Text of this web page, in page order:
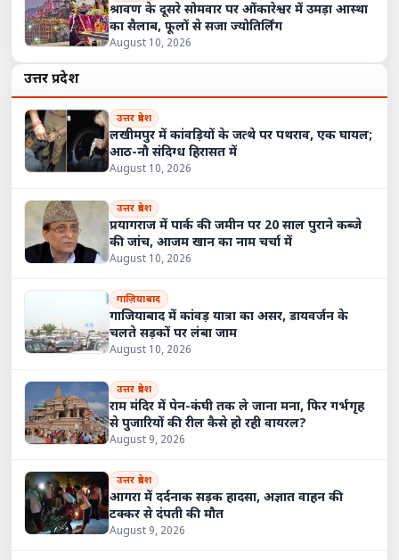
श्रावण के दूसरे सोमवार पर ओंकारेश्वर में उमड़ा आस्था
का सैलाब, फूलों से सजा ज्योतिर्लिंग
August 10, 2026
उत्तर प्रदेश
उत्तर प्रदेश
लखीमपुर में कांवड़ियों के जत्थे पर पथराव, एक घायल;
आठ-नौ संदिग्ध हिरासत में
August 10, 2026
उत्तर प्रदेश
प्रयागराज में पार्क की जमीन पर 20 साल पुराने कब्जे
की जांच, आजम खान का नाम चर्चा में
August 10, 2026
गाज़ियाबाद
गाजियाबाद में कांवड़ यात्रा का असर, डायवर्जन के
चलते सड़कों पर लंबा जाम
August 10, 2026
उत्तर प्रदेश
राम मंदिर में पेन-कंघी तक ले जाना मना, फिर गर्भगृह
से पुजारियों की रील कैसे हो रही वायरल?
August 9, 2026
उत्तर प्रदेश
आगरा में दर्दनाक सड़क हादसा, अज्ञात वाहन की
टक्कर से दंपती की मौत
August 9, 2026